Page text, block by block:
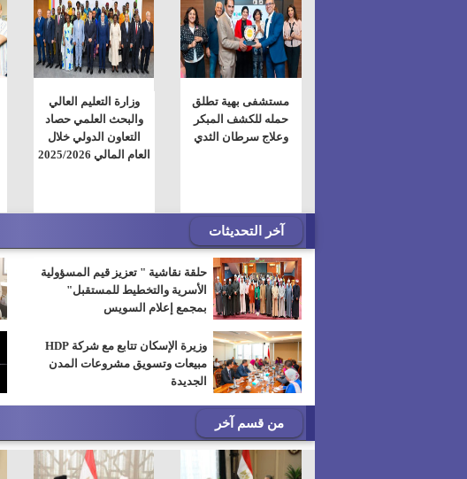
مستشفى بهية تطلق
حمله للكشف المبكر
وعلاج سرطان الثدي
وزارة التعليم العالي
والبحث العلمي حصاد
التعاون الدولي خلال
العام المالي 2025/2026
آخر التحديثات
حلقة نقاشية " تعزيز قيم المسؤولية
الأسرية والتخطيط للمستقبل"
بمجمع إعلام السويس
وزيرة الإسكان تتابع مع شركة HDP
مبيعات وتسويق مشروعات المدن
الجديدة
من قسم آخر